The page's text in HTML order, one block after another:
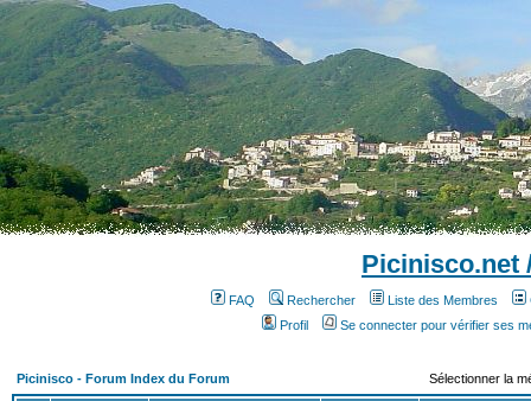
Picinisco.net
FAQ Rechercher Liste des Membres
Profil
Se connecter pour vérifier ses
Picinisco - Forum Index du Forum Sélectionner la